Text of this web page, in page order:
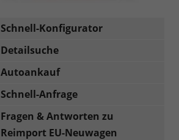
Schnell-Konfigurator
Detailsuche
Autoankauf
Schnell-Anfrage
Fragen & Antworten zu
Reimport EU-Neuwagen